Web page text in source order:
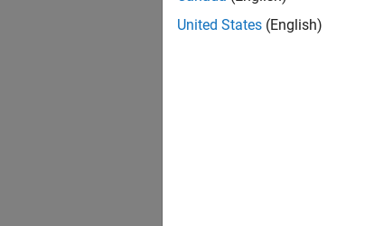
United States (English)